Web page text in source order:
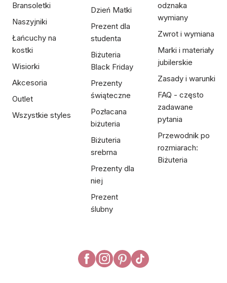
Bransoletki
Naszyjniki
Łańcuchy na
kostki
Wisiorki
Akcesoria
Outlet
Wszystkie styles
Dzień Matki
Prezent dla
studenta
Biżuteria
Black Friday
Prezenty
świąteczne
Pozłacana
biżuteria
Biżuteria
srebrna
Prezenty dla
niej
Prezent
ślubny
odznaka
wymiany
Zwrot i wymiana
Marki i materiały
jubilerskie
Zasady i warunki
FAQ - często
zadawane
pytania
Przewodnik po
rozmiarach:
Biżuteria